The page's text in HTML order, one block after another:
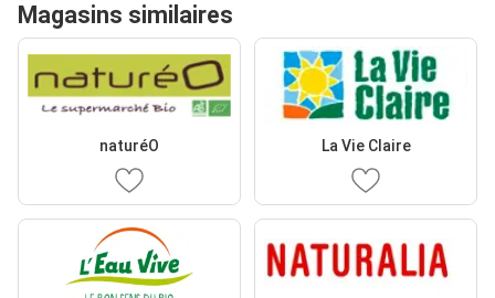
Magasins similaires
naturéO La Vie Claire